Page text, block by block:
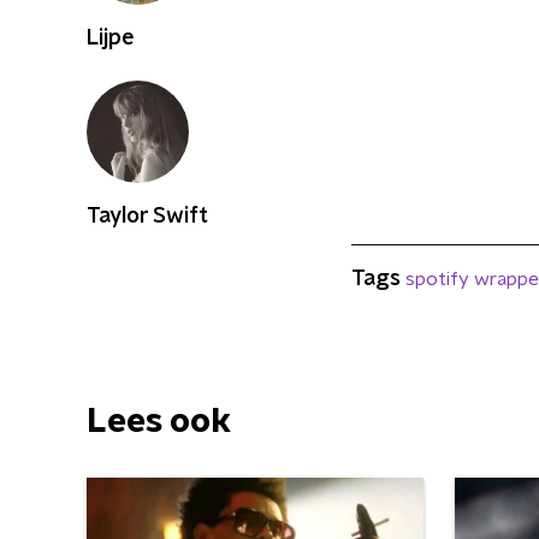
Lijpe
Taylor Swift
Tags spotify
Lees ook